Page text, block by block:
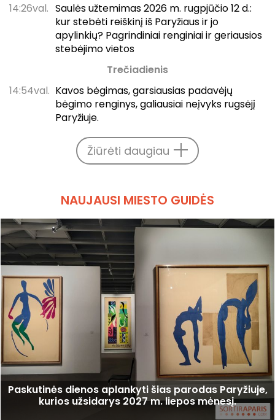
14:26val. Saulės užtemimas 2026 m. rugpjūčio 12 d.:
kur stebėti reiškinį iš Paryžiaus ir jo
apylinkių? Pagrindiniai renginiai ir geriausios
stebėjimo vietos
Trečiadienis
14:54val. Kavos bėgimas, garsiausias padavėjų
bėgimo renginys, galiausiai neįvyks rugsėjį
Paryžiuje.
Žiūrėti daugiau
NAUJAUSI MIESTO GUIDĖS
Paskutinės dienos aplankyti šias parodas Paryžiuje,
kurios užsidarys 2027 m. liepos mėnesį.